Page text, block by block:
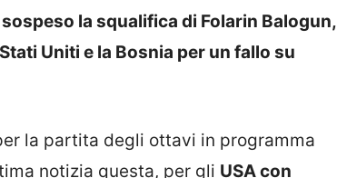
la squalifica di Folarin Balogun,
Uniti e la Bosnia per un fallo su
la partita degli ottavi in programma
notizia questa, per gli USA con